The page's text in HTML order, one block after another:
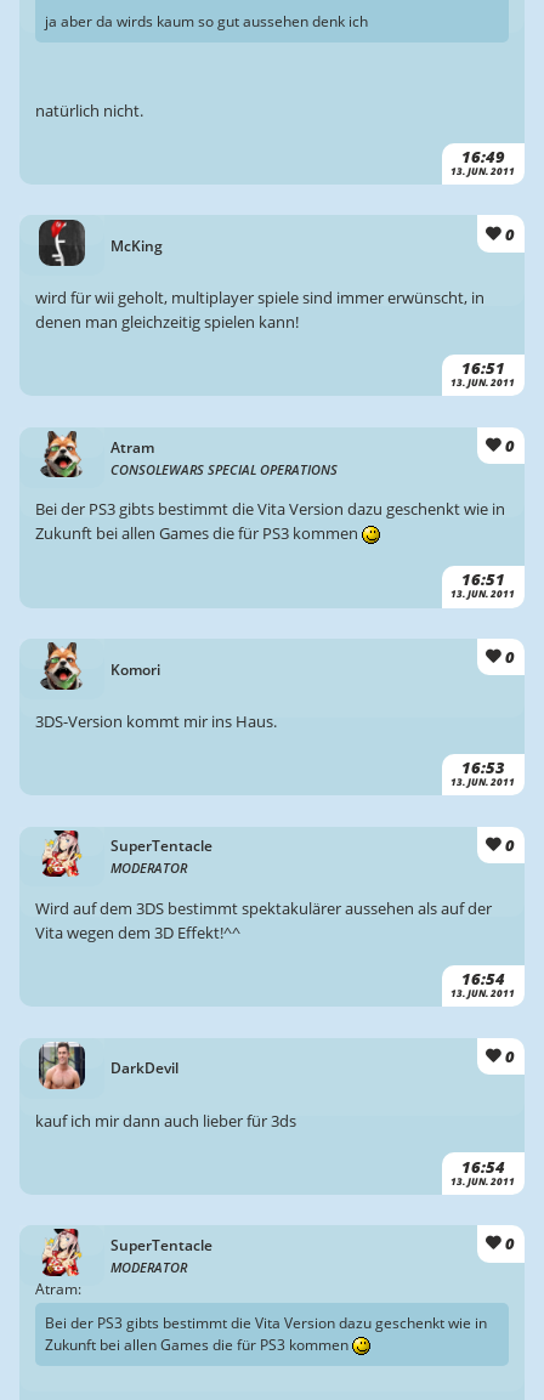
16:49
13. JUN. 2011
ja aber da wirds kaum so gut aussehen denk ich
natürlich nicht.
McKing
0
16:51
13. JUN. 2011
wird für wii geholt, multiplayer spiele sind immer erwünscht, in
denen man gleichzeitig spielen kann!
Atram
CONSOLEWARS SPECIAL OPERATIONS
0
16:51
13. JUN. 2011
Bei der PS3 gibts bestimmt die Vita Version dazu geschenkt wie in
Zukunft bei allen Games die für PS3 kommen
Komori
0
16:53
13. JUN. 2011
3DS-Version kommt mir ins Haus.
SuperTentacle
MODERATOR
0
16:54
13. JUN. 2011
Wird auf dem 3DS bestimmt spektakulärer aussehen als auf der
Vita wegen dem 3D Effekt!^^
DarkDevil
0
16:54
13. JUN. 2011
kauf ich mir dann auch lieber für 3ds
SuperTentacle
MODERATOR
0
Atram:
Bei der PS3 gibts bestimmt die Vita Version dazu geschenkt wie in
Zukunft bei allen Games die für PS3 kommen